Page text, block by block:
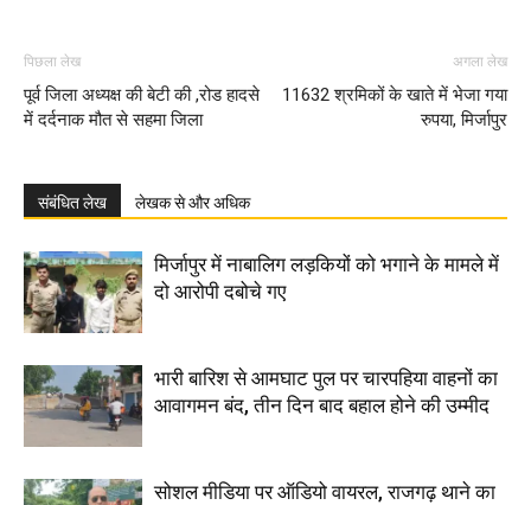
पिछला लेख
पूर्व जिला अध्यक्ष की बेटी की ,रोड हादसे
में दर्दनाक मौत से सहमा जिला
अगला लेख
11632 श्रमिकों के खाते में भेजा गया
रुपया, मिर्जापुर
संबंधित लेख लेखक से और अधिक
मिर्जापुर में नाबालिग लड़कियों को भगाने के मामले में
दो आरोपी दबोचे गए
भारी बारिश से आमघाट पुल पर चारपहिया वाहनों का
आवागमन बंद, तीन दिन बाद बहाल होने की उम्मीद
सोशल मीडिया पर ऑडियो वायरल, राजगढ़ थाने का